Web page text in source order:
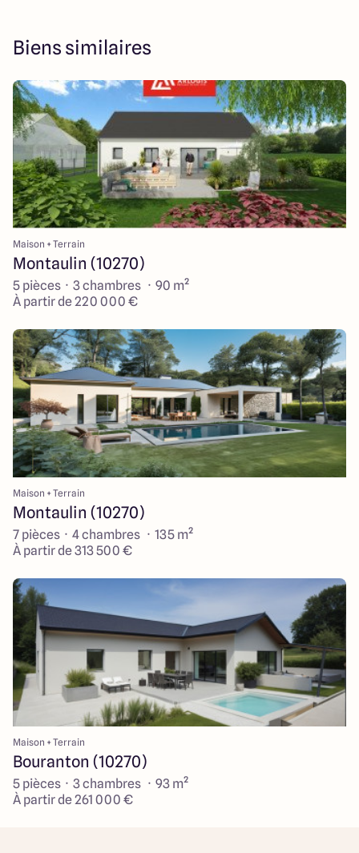
Biens similaires
Maison + Terrain
Montaulin (10270)
5 pièces · 3 chambres · 90 m²
À partir de 220 000 €
Maison + Terrain
Montaulin (10270)
7 pièces · 4 chambres · 135 m²
À partir de 313 500 €
Maison + Terrain
Bouranton (10270)
5 pièces · 3 chambres · 93 m²
À partir de 261 000 €